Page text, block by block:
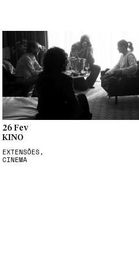
26 Fev
KINO
EXTENSÕES,
CINEMA